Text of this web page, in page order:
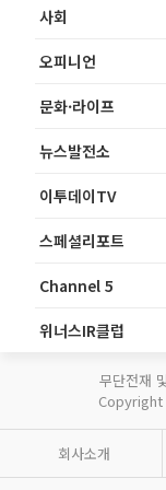
사회
오피니언
문화·라이프
뉴스발전소
이투데이TV
스페셜리포트
Channel 5
위너스IR클럽
무단전재
Copyright
회사소개